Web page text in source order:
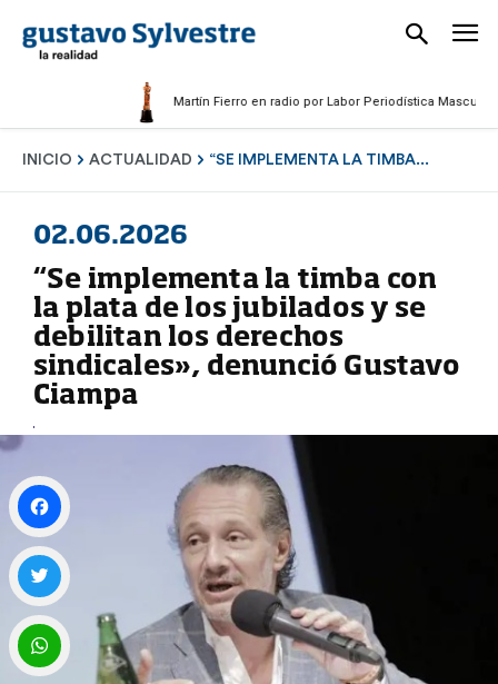
Martín Fierro en radio por Labor Periodística Masculina 2025
INICIO ACTUALIDAD “SE IMPLEMENTA LA TIMBA...
02.06.2026
“Se implementa la timba con
la plata de los jubilados y se
debilitan los derechos
sindicales», denunció Gustavo
Ciampa
Facebook
Twitter